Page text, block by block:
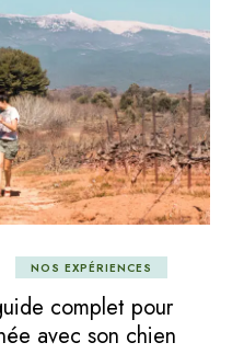
NOS EXPÉRIENCES
complet pour
avec son chien